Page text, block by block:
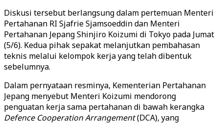
Diskusi tersebut berlangsung dalam pertemuan Menteri
Pertahanan RI Sjafrie Sjamsoeddin dan Menteri
Pertahanan Jepang Shinjiro Koizumi di Tokyo pada Jumat
(5/6). Kedua pihak sepakat melanjutkan pembahasan
teknis melalui kelompok kerja yang telah dibentuk
sebelumnya.
Dalam pernyataan resminya, Kementerian Pertahanan
Jepang menyebut Menteri Koizumi mendorong
penguatan kerja sama pertahanan di bawah kerangka
Defence Cooperation Arrangement(DCA), yang